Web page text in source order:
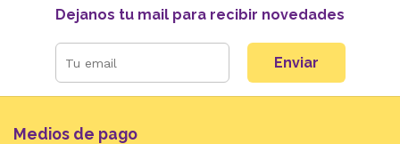
Dejanos tu mail para recibir novedades
Enviar
Medios de pago